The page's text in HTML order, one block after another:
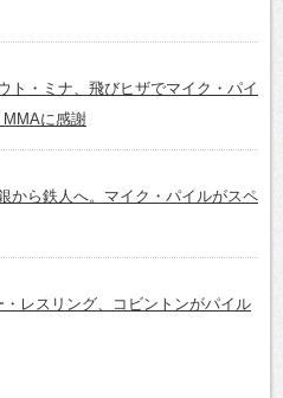
ト・ミナ、飛びヒザでマイク・パイ
に感謝
から鉄人へ。マイク・パイルがスペ
・レスリング、コビントンがパイル